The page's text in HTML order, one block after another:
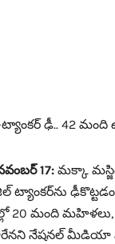
ఢీ.. 42 మంది
17: మక్కా
మంది మహిళలు,
నేషనల్ మీడియా